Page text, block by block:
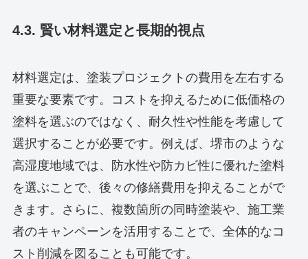
4.3. 賢い材料選定と長期的視点
材料選定は、塗装プロジェクトの費用を左右する
重要な要素です。コストを抑えるために低価格の
塗料を選ぶのではなく、耐久性や性能を考慮して
選択することが必要です。例えば、堺市のような
高湿度地域では、防水性や防カビ性に優れた塗料
を選ぶことで、後々の修繕費用を抑えることがで
きます。さらに、複数箇所の同時塗装や、施工業
者のキャンペーンを活用することで、全体的なコ
スト削減を図ることも可能です。